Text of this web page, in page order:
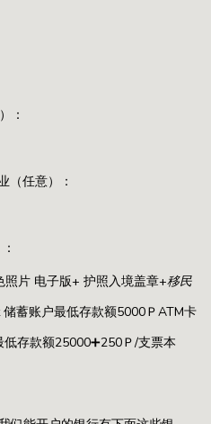
：
（任意）：
照片 电子版+ 护照入境盖章+移民
蓄账户最低存款额5000ＰATM卡
存款额25000➕250Ｐ/支票本